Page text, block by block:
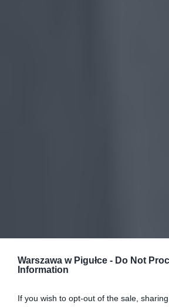
Warszawa w Pigułce - Do Not
Information
If you wish to opt-out of the sale,